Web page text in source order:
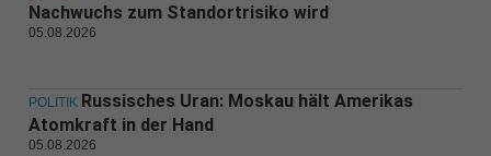
Nachwuchs zum Standortrisiko wird
05.08.2026
POLITIK Russisches Uran: Moskau hält Amerikas
Atomkraft in der Hand
05.08.2026